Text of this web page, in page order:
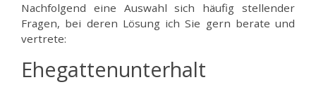
Nachfolgend eine Auswahl sich häufig stellender
Fragen, bei deren Lösung ich Sie gern berate und
vertrete:
Ehegattenunterhalt